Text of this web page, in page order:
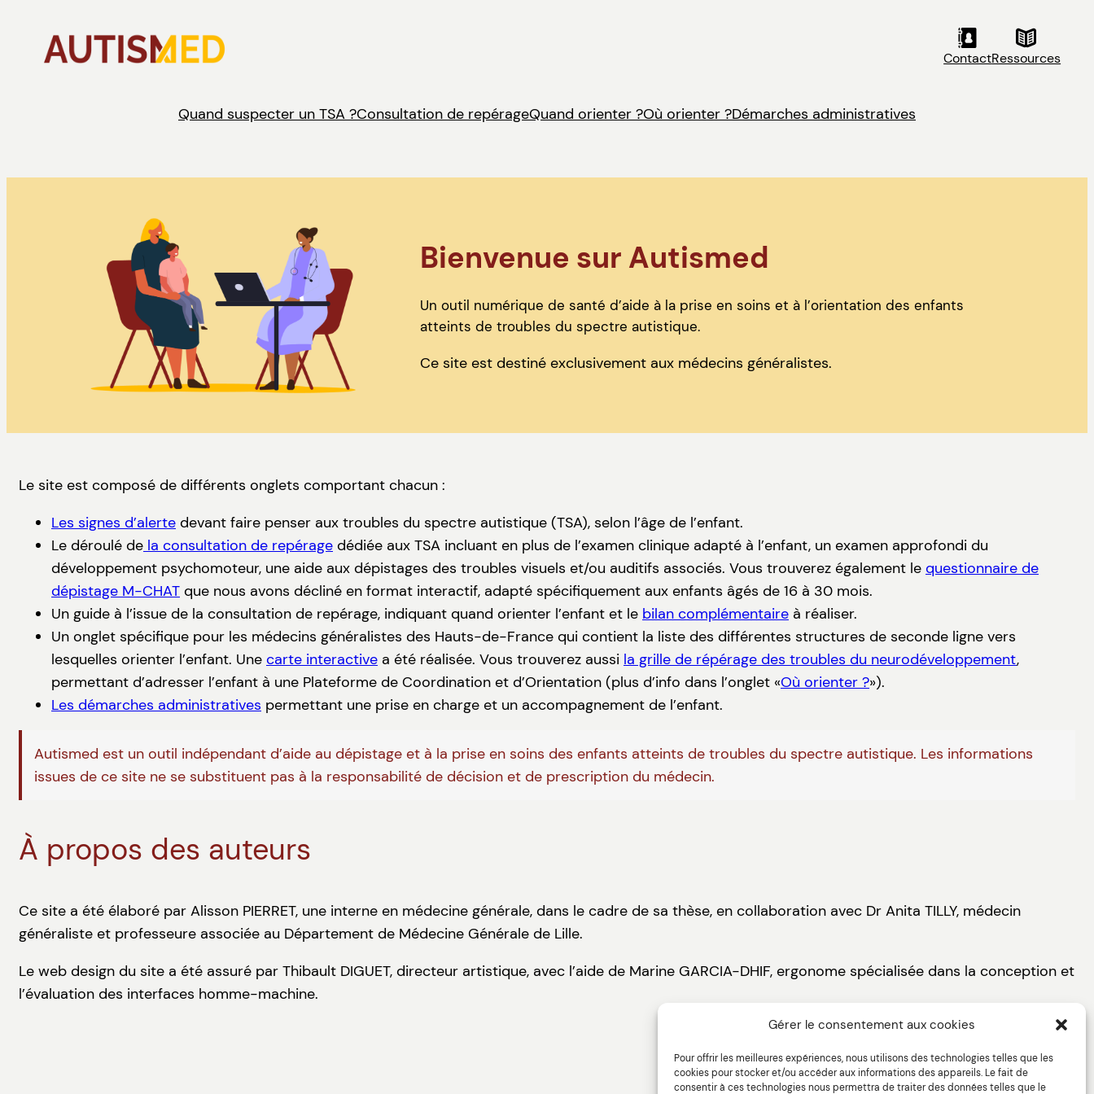
Gérer le consentement aux cookies
Pour offrir les meilleures expériences, nous utilisons des technologies telles que les
cookies pour stocker et/ou accéder aux informations des appareils. Le fait de
consentir à ces technologies nous permettra de traiter des données telles que le
contenu
ContactRessources
Quand suspecter un TSA ?Consultation de repérageQuand orienter ?Où orienter ?Démarches administratives
Bienvenue sur Autismed
Un outil numérique de santé d’aide à la prise en soins et à l’orientation des enfants
atteints de troubles du spectre autistique.
Ce site est destiné exclusivement aux médecins généralistes.
Le site est composé de différents onglets comportant chacun :
Les signes d’alerte devant faire penser aux troubles du spectre autistique (TSA), selon l’âge de l’enfant.
Le déroulé de la consultation de repérage dédiée aux TSA incluant en plus de l’examen clinique adapté à l’enfant, un examen approfondi du
développement psychomoteur, une aide aux dépistages des troubles visuels et/ou auditifs associés. Vous trouverez également le questionnaire de
dépistage M-CHAT que nous avons décliné en format interactif, adapté spécifiquement aux enfants âgés de 16 à 30 mois.
Un guide à l’issue de la consultation de repérage, indiquant quand orienter l’enfant et le bilan complémentaire à réaliser.
Un onglet spécifique pour les médecins généralistes des Hauts-de-France qui contient la liste des différentes structures de seconde ligne vers
lesquelles orienter l’enfant. Une carte interactive a été réalisée. Vous trouverez aussi la grille de répérage des troubles du neurodéveloppement,
permettant d’adresser l’enfant à une Plateforme de Coordination et d’Orientation (plus d’info dans l’onglet «Où orienter ?»).
Les démarches administratives permettant une prise en charge et un accompagnement de l’enfant.
Autismed est un outil indépendant d’aide au dépistage et à la prise en soins des enfants atteints de troubles du spectre autistique. Les informations
issues de ce site ne se substituent pas à la responsabilité de décision et de prescription du médecin.
À propos des auteurs
Ce site a été élaboré par Alisson PIERRET, une interne en médecine générale, dans le cadre de sa thèse, en collaboration avec Dr Anita TILLY, médecin
généraliste et professeure associée au Département de Médecine Générale de Lille.
Le web design du site a été assuré par Thibault DIGUET, directeur artistique, avec l’aide de Marine GARCIA-DHIF, ergonome spécialisée dans la conception et
l’évaluation des interfaces homme-machine.